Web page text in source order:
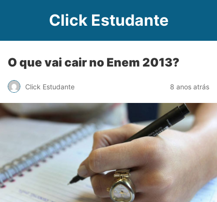
Click Estudante
O que vai cair no Enem 2013?
Click Estudante 8 anos atrás